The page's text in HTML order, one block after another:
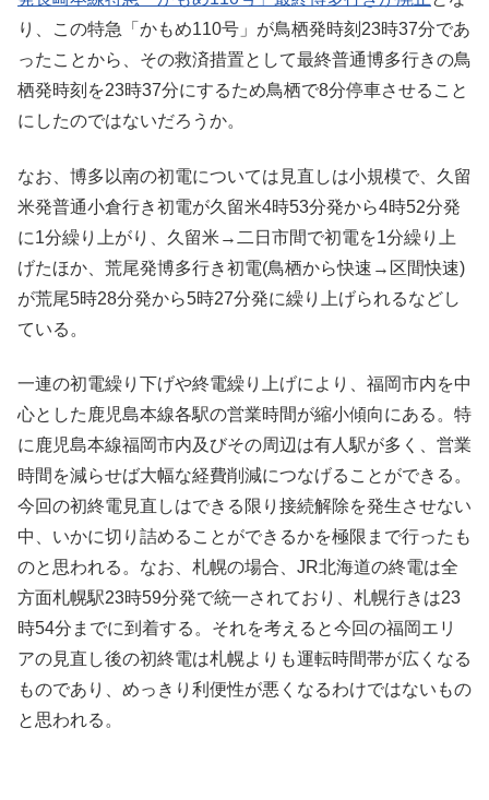
り、この特急「かもめ110号」が鳥栖発時刻23時37分であ
ったことから、その救済措置として最終普通博多行きの鳥
栖発時刻を23時37分にするため鳥栖で8分停車させること
にしたのではないだろうか。
なお、博多以南の初電については見直しは小規模で、久留
米発普通小倉行き初電が久留米4時53分発から4時52分発
に1分繰り上がり、久留米→二日市間で初電を1分繰り上
げたほか、荒尾発博多行き初電(鳥栖から快速→区間快速)
が荒尾5時28分発から5時27分発に繰り上げられるなどし
ている。
一連の初電繰り下げや終電繰り上げにより、福岡市内を中
心とした鹿児島本線各駅の営業時間が縮小傾向にある。特
に鹿児島本線福岡市内及びその周辺は有人駅が多く、営業
時間を減らせば大幅な経費削減につなげることができる。
今回の初終電見直しはできる限り接続解除を発生させない
中、いかに切り詰めることができるかを極限まで行ったも
のと思われる。なお、札幌の場合、JR北海道の終電は全
方面札幌駅23時59分発で統一されており、札幌行きは23
時54分までに到着する。それを考えると今回の福岡エリ
アの見直し後の初終電は札幌よりも運転時間帯が広くなる
ものであり、めっきり利便性が悪くなるわけではないもの
と思われる。